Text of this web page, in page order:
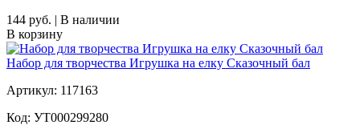
144 руб. | В наличии
В корзину
Набор для творчества Игрушка на елку Сказочный бал
Артикул: 117163
Код: УТ000299280